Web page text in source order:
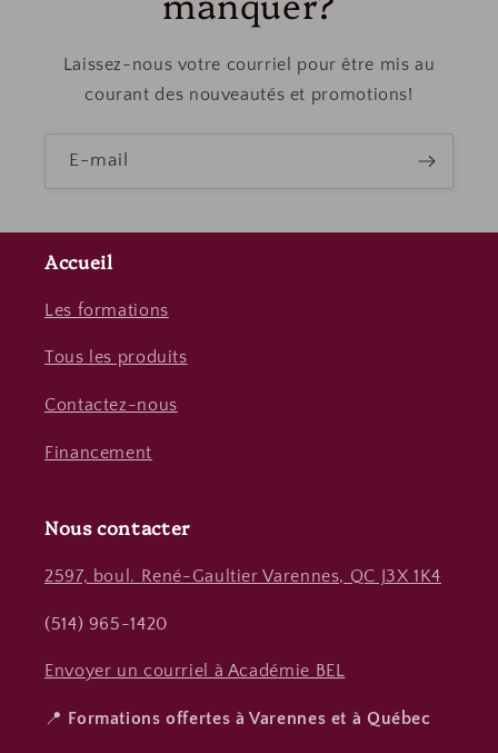
Laissez-nous votre courriel pour être mis au
courant des nouveautés et promotions!
E-mail
Accueil
Les formations
Tous les produits
Contactez-nous
Financement
Nous contacter
2597, boul. René-Gaultier Varennes, QC J3X 1K4
(514) 965-1420
Envoyer un courriel à Académie BEL
📍 Formations offertes à Varennes et à Québec